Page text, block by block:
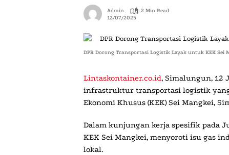
Admin
2 Min Read
12/07/2025
DPR Dorong Transportasi Logistik Layak untuk KEK Sei
Lintaskontainer.co.id, Simalungun, 12
infrastruktur transportasi logistik
Ekonomi Khusus (KEK) Sei Mangkei,
Dalam kunjungan kerja spesifik pada
KEK Sei Mangkei, menyoroti isu gas
lokal.